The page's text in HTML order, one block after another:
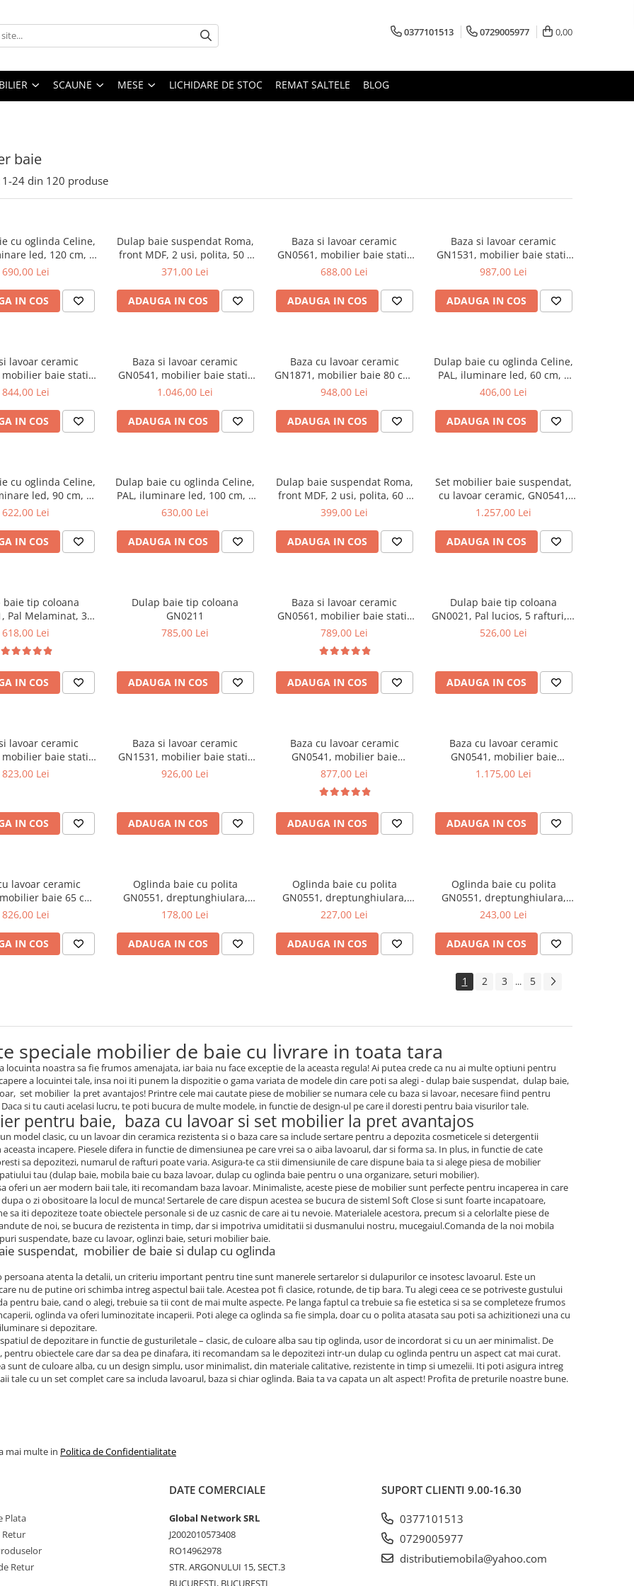
0377101513 0729005977 0,00
SCAUNE MESE LICHIDARE DE STOC REMAT SALTELE BLOG
baie
1-24 din 120 produse
cu oglinda Celine,
led, 120 cm, 3
soft close, alb
690,00 Lei
IN COS
Dulap baie suspendat Roma,
front MDF, 2 usi, polita, 50 x
68 cm, alb
371,00 Lei
ADAUGA IN COS
Baza si lavoar ceramic
GN0561, mobilier baie stativ
50 cm, front MDF, 2 usi, 2
reglabile, alb/antracit
688,00 Lei
ADAUGA IN COS
Baza si lavoar ceramic
GN1531, mobilier baie stativ
80 cm, front MDF, 3 usi, 2
picioare cromate reglabile, alb
987,00 Lei
ADAUGA IN COS
lavoar ceramic
mobilier baie stativ
MDF, 2 usi, 2
reglabile, alb
844,00 Lei
IN COS
Baza si lavoar ceramic
GN0541, mobilier baie stativ
60 cm, front MDF, 2 sertare,
1.046,00 Lei
ADAUGA IN COS
Baza cu lavoar ceramic
GN1871, mobilier baie 80 cm,
front MDF, 1 sertar, 1 usa,
cromate reglabile, alb
948,00 Lei
ADAUGA IN COS
Dulap baie cu oglinda Celine,
PAL, iluminare led, 60 cm, 2
usi, 3 rafturi, soft close, alb
406,00 Lei
ADAUGA IN COS
cu oglinda Celine,
led, 90 cm, 3
soft close, alb
622,00 Lei
IN COS
Dulap baie cu oglinda Celine,
PAL, iluminare led, 100 cm, 3
usi, 3 rafturi, soft close, alb
630,00 Lei
ADAUGA IN COS
Dulap baie suspendat Roma,
front MDF, 2 usi, polita, 60 x
68 cm, alb
399,00 Lei
ADAUGA IN COS
Set mobilier baie suspendat,
cu lavoar ceramic, GN0541,
front MDF, 60 cm, 2 sertare,
dulap GN0201,
dreptunghiulara, PAL,
1.257,00 Lei
ADAUGA IN COS
baie tip coloana
Pal Melaminat, 3
cos rufe, alb
618,00 Lei
IN COS
Dulap baie tip coloana
GN0211
785,00 Lei
ADAUGA IN COS
Baza si lavoar ceramic
GN0561, mobilier baie stativ
70 cm, front MDF, 2 usi,
alb/antracit
789,00 Lei
ADAUGA IN COS
Dulap baie tip coloana
GN0021, Pal lucios, 5 rafturi, 4
usi, picioare reglabile,
526,00 Lei
ADAUGA IN COS
lavoar ceramic
mobilier baie stativ
MDF, 2 usi, 2
823,00 Lei
IN COS
Baza si lavoar ceramic
GN1531, mobilier baie stativ
75 cm, front MDF, 2 usi, 3
926,00 Lei
ADAUGA IN COS
Baza cu lavoar ceramic
GN0541, mobilier baie
suspendat 60 cm, front MDF,
alb
877,00 Lei
ADAUGA IN COS
Baza cu lavoar ceramic
GN0541, mobilier baie
suspendat 80 cm, front MDF,
1.175,00 Lei
ADAUGA IN COS
lavoar ceramic
baie 65 cm,
1 sertar, 1 usa,
cromate, alb
826,00 Lei
IN COS
Oglinda baie cu polita
GN0551, dreptunghiulara,
PAL, 50 cm, alb
178,00 Lei
ADAUGA IN COS
Oglinda baie cu polita
GN0551, dreptunghiulara,
PAL, 70 cm, alb
227,00 Lei
ADAUGA IN COS
Oglinda baie cu polita
GN0551, dreptunghiulara,
PAL, 80 cm, alb
243,00 Lei
ADAUGA IN COS
1 2 3 ... 5
speciale mobilier de baie cu livrare in toata tara
locuinta noastra sa fie frumos amenajata, iar baia nu face exceptie de la aceasta regula! Ai putea crede ca nu ai multe optiuni pentru
a locuintei tale, insa noi iti punem la dispozitie o gama variata de modele din care poti sa alegi - dulap baie suspendat, dulap baie,
set mobilier la pret avantajos! Printre cele mai cautate piese de mobilier se numara cele cu baza si lavoar, necesare fiind pentru
si tu cauti acelasi lucru, te poti bucura de multe modele, in functie de design-ul pe care il doresti pentru baia visurilor tale.
pentru baie, baza cu lavoar si set mobilier la pret avantajos
model clasic, cu un lavoar din ceramica rezistenta si o baza care sa include sertare pentru a depozita cosmeticele si detergentii
aceasta incapere. Piesele difera in functie de dimensiunea pe care vrei sa o aiba lavoarul, dar si forma sa. In plus, in functie de cate
sa depozitezi, numarul de rafturi poate varia. Asigura-te ca stii dimensiunile de care dispune baia ta si alege piesa de mobilier
tau (dulap baie, mobila baie cu baza lavoar, dulap cu oglinda baie pentru o una organizare, seturi mobilier).
oferi un aer modern baii tale, iti recomandam baza lavoar. Minimaliste, aceste piese de mobilier sunt perfecte pentru incaperea in care
o zi obositoare la locul de munca! Sertarele de care dispun acestea se bucura de sisteml Soft Close si sunt foarte incapatoare,
sa iti depoziteze toate obiectele personale si de uz casnic de care ai tu nevoie. Materialele acestora, precum si a celorlalte piese de
de noi, se bucura de rezistenta in timp, dar si impotriva umiditatii si dusmanului nostru, mucegaiul.Comanda de la noi mobila
suspendate, baze cu lavoar, oglinzi baie, seturi mobilier baie.
suspendat, mobilier de baie si dulap cu oglinda
persoana atenta la detalii, un criteriu important pentru tine sunt manerele sertarelor si dulapurilor ce insotesc lavoarul. Este un
nu de putine ori schimba intreg aspectul baii tale. Acestea pot fi clasice, rotunde, de tip bara. Tu alegi ceea ce se potriveste gustului
pentru baie, cand o alegi, trebuie sa tii cont de mai multe aspecte. Pe langa faptul ca trebuie sa fie estetica si sa se completeze frumos
oglinda va oferi luminozitate incaperii. Poti alege ca oglinda sa fie simpla, doar cu o polita atasata sau poti sa achizitionezi una cu
si depozitare.
de depozitare in functie de gusturiletale – clasic, de culoare alba sau tip oglinda, usor de incordorat si cu un aer minimalist. De
pentru obiectele care dar sa dea pe dinafara, iti recomandam sa le depozitezi intr-un dulap cu oglinda pentru un aspect cat mai curat.
sunt de culoare alba, cu un design simplu, usor minimalist, din materiale calitative, rezistente in timp si umezelii. Iti poti asigura intreg
tale cu un set complet care sa includa lavoarul, baza si chiar oglinda. Baia ta va capata un alt aspect! Profita de preturile noastre bune.
mai multe in Politica de Confidentialitate
Plata
Retur
Retur
DATE COMERCIALE
Global Network SRL
J2002010573408
RO14962978
STR. ARGONULUI 15, SECT.3
BUCURESTI, BUCURESTI
SUPORT CLIENTI 9.00-16.30
0377101513
0729005977
distributiemobila@yahoo.com